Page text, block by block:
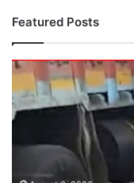
Featured Posts
दर्दनाक
हादसा:
तेज
कार